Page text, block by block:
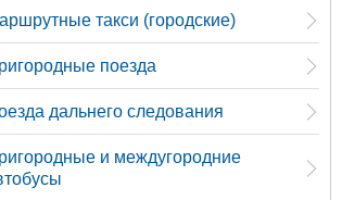
такси (городские)
поезда
дальнего следования
и междугородние